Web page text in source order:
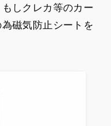
しクレカ等のカー
磁気防止シートを